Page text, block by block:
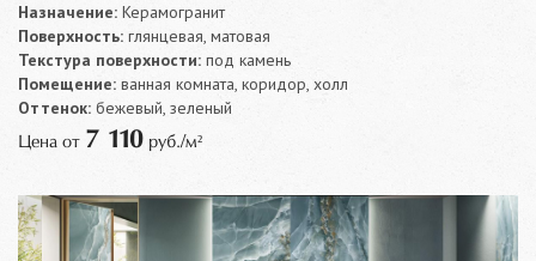
Назначение: Керамогранит
Поверхность: глянцевая, матовая
Текстура поверхности: под камень
Помещение: ванная комната, коридор, холл
Оттенок: бежевый, зеленый
Цена от 7 110 руб./м²